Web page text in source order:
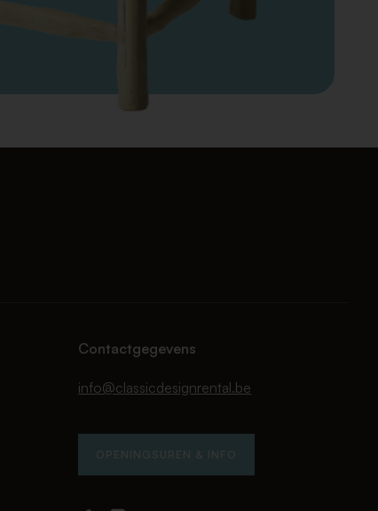
Contactgegevens
info@classicdesignrental.be
OPENINGSUREN & INFO